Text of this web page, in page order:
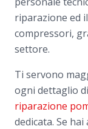
riparazione ed
compressori,
settore.
Ti servono
ogni dettaglio di
riparazione
dedicata. Se